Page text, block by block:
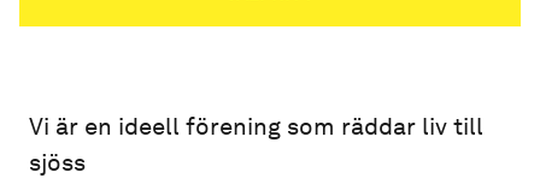
Vi är en ideell förening som räddar liv till
sjöss